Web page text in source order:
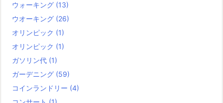
ウォーキング (13)
ウオーキング (26)
オリンピック (1)
オリンピック (1)
ガソリン代 (1)
ガーデニング (59)
コインランドリー (4)